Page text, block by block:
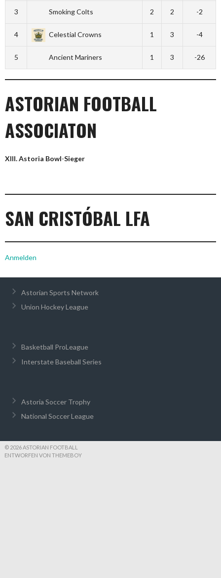
3 Smoking Colts 2 2 -2
4 Celestial Crowns 1 3 -4
5 Ancient Mariners 1 3 -26
ASTORIAN FOOTBALL
ASSOCIATON
XIII. Astoria Bowl-Sieger
SAN CRISTÓBAL LFA
Anmelden
Astorian Sports Network
Union Hockey League
Basketball ProLeague
Interstate Baseball Series
Astoria Soccer Trophy
National Soccer League
© 2026 ASTORIAN FOOTBALL
ENTWORFEN VON THEMEBOY